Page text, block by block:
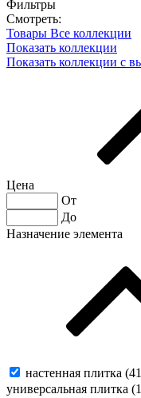
Фильтры
Смотреть:
Товары Все коллекции
Показать коллекции
Показать коллекции с
Цена
От
До
Назначение элемента
настенная плитка (41
универсальная плитка (1